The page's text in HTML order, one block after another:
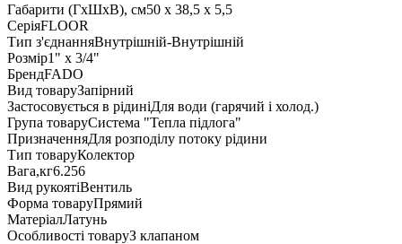
Габарити (ГxШxВ), см50 x 38,5 x 5,5
СеріяFLOOR
Тип з'єднанняВнутрішній-Внутрішній
Розмір1" x 3/4"
БрендFADO
Вид товаруЗапірний
Застосовується в рідиніДля води (гарячий і холод.)
Група товаруСистема "Тепла підлога"
ПризначенняДля розподілу потоку рідини
Тип товаруКолектор
Вага,кг6.256
Вид рукоятіВентиль
Форма товаруПрямий
МатеріалЛатунь
Особливості товаруЗ клапаном